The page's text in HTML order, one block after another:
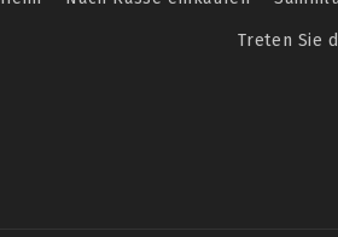
Treten Sie